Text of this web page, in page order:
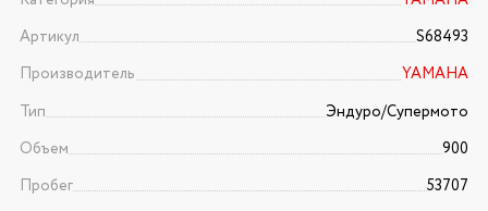
Артикул
S68493
Производитель
YAMAHA
Тип
Эндуро/Супермото
Объем
900
Пробег
53707